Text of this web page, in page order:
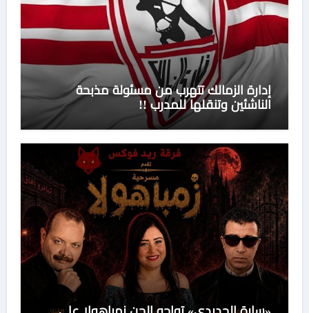
إدارة الزمالك تتهرب من مسئولة مذبحة
الناشئين وتنقلها للمدرب !!